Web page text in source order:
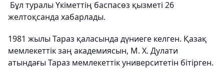
Бұл туралы Үкіметтің баспасөз қызметі 26
желтоқсанда хабарлады.
1981 жылы Тараз қаласында дүниеге келген. Қазақ
мемлекеттік заң академиясын, М. Х. Дулати
атындағы Тараз мемлекеттік университетін бітірген.